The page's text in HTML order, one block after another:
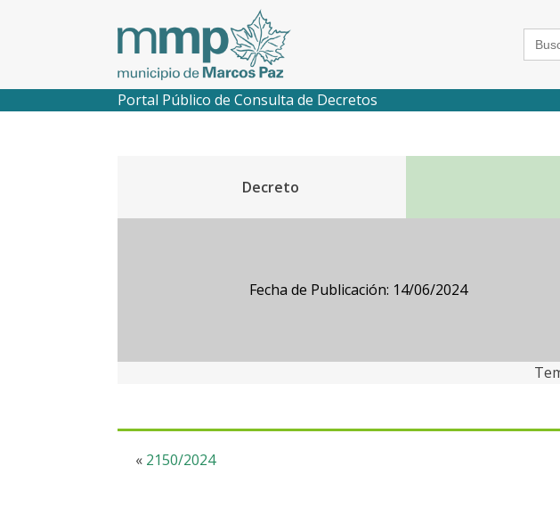
for:
Portal Público de Consulta de Decretos
Decreto
Fecha de Publicación: 14/06/2024
« 2150/2024